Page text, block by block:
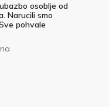
osoblje od
Narucili smo
pohvale